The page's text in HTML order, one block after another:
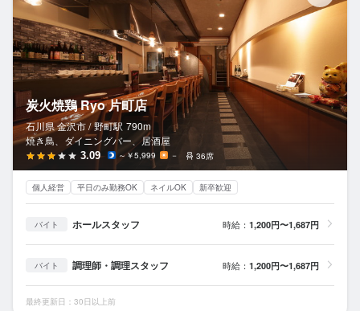
炭火焼鶏 Ryo 片町店
石川県 金沢市 / 野町駅 790m
焼き鳥、ダイニングバー、居酒屋
3.09 ～￥5,999 － 36席
個人経営 平日のみ勤務OK ネイルOK 新卒歓迎
バイト ホールスタッフ 時給： 1,200円〜1,687円
バイト 調理師・調理スタッフ 時給： 1,200円〜1,687円
最終更新日：30日以上前